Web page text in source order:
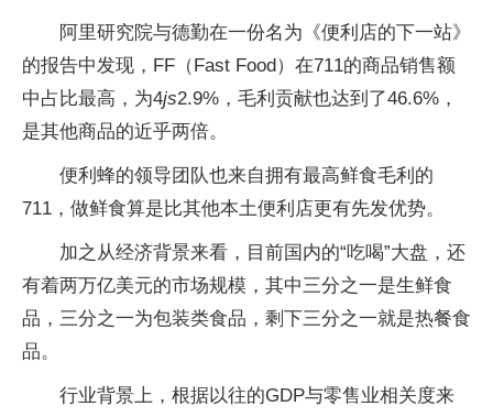
阿里研究院与德勤在一份名为《便利店的下一站》
的报告中发现，FF（Fast Food）在711的商品销售额
中占比最高，为4js2.9%，毛利贡献也达到了46.6%，
是其他商品的近乎两倍。
便利蜂的领导团队也来自拥有最高鲜食毛利的
711，做鲜食算是比其他本土便利店更有先发优势。
加之从经济背景来看，目前国内的“吃喝”大盘，还
有着两万亿美元的市场规模，其中三分之一是生鲜食
品，三分之一为包装类食品，剩下三分之一就是热餐食
品。
行业背景上，根据以往的GDP与零售业相关度来